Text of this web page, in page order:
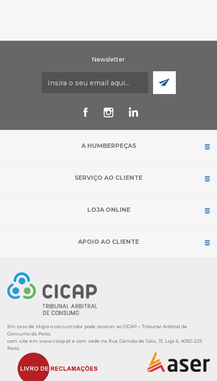
Newsletter
A HUMBERPEÇAS
SERVIÇO AO CLIENTE
LOJA ONLINE
APOIO AO CLIENTE
Em caso de litígio o consumidor pode recorrer ao CICAP – Tribunal Arbitral de
Consumo do Porto,
com site em www.cicap.pt e com sede na Rua Damião de Góis, 31, Loja 6, 4050-225
Porto.